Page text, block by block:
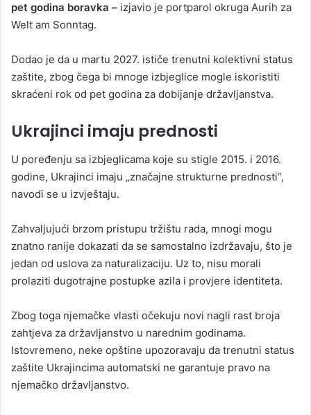
pet godina boravka – izjavio je portparol okruga Aurih za
Welt am Sonntag.
Dodao je da u martu 2027. ističe trenutni kolektivni status
zaštite, zbog čega bi mnoge izbjeglice mogle iskoristiti
skraćeni rok od pet godina za dobijanje državljanstva.
Ukrajinci imaju prednosti
U poređenju sa izbjeglicama koje su stigle 2015. i 2016.
godine, Ukrajinci imaju „značajne strukturne prednosti“,
navodi se u izvještaju.
Zahvaljujući brzom pristupu tržištu rada, mnogi mogu
znatno ranije dokazati da se samostalno izdržavaju, što je
jedan od uslova za naturalizaciju. Uz to, nisu morali
prolaziti dugotrajne postupke azila i provjere identiteta.
Zbog toga njemačke vlasti očekuju novi nagli rast broja
zahtjeva za državljanstvo u narednim godinama.
Istovremeno, neke opštine upozoravaju da trenutni status
zaštite Ukrajincima automatski ne garantuje pravo na
njemačko državljanstvo.